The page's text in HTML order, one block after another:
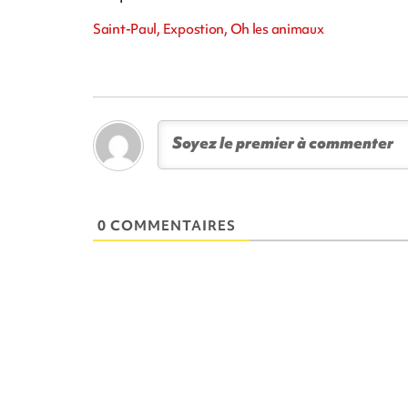
Saint-Paul, Expostion, Oh les animaux
0 COMMENTAIRES